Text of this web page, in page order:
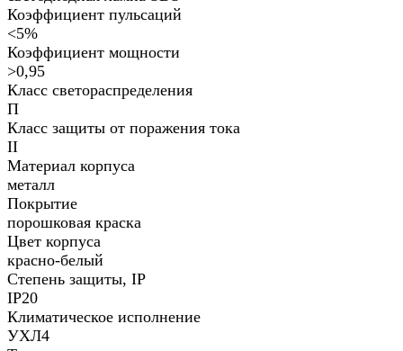
Коэффициент пульсаций
<5%
Коэффициент мощности
>0,95
Класс светораспределения
П
Класс защиты от поражения тока
II
Материал корпуса
металл
Покрытие
порошковая краска
Цвет корпуса
красно-белый
Степень защиты, IP
IP20
Климатическое исполнение
УХЛ4